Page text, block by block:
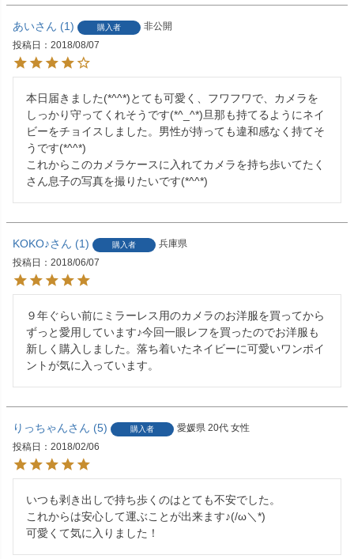
あい 1 購入者
非公開
投稿日
2018/08/07
本日届きました(*^^*)とても可愛く、フワフワで、カメラを
しっかり守ってくれそうです(*^_^*)旦那も持てるようにネイ
ビーをチョイスしました。男性が持っても違和感なく持てそ
うです(*^^*)
これからこのカメラケースに入れてカメラを持ち歩いてたく
さん息子の写真を撮りたいです(*^^*)
KOKO♪ 1 購入者
兵庫県
投稿日
2018/06/07
９年ぐらい前にミラーレス用のカメラのお洋服を買ってから
ずっと愛用しています♪今回一眼レフを買ったのでお洋服も
新しく購入しました。落ち着いたネイビーに可愛いワンポイ
ントが気に入っています。
りっちゃん 5 購入者 愛媛県 20代 女性
投稿日
2018/02/06
いつも剥き出しで持ち歩くのはとても不安でした。
これからは安心して運ぶことが出来ます♪(/ω＼*)
可愛くて気に入りました！